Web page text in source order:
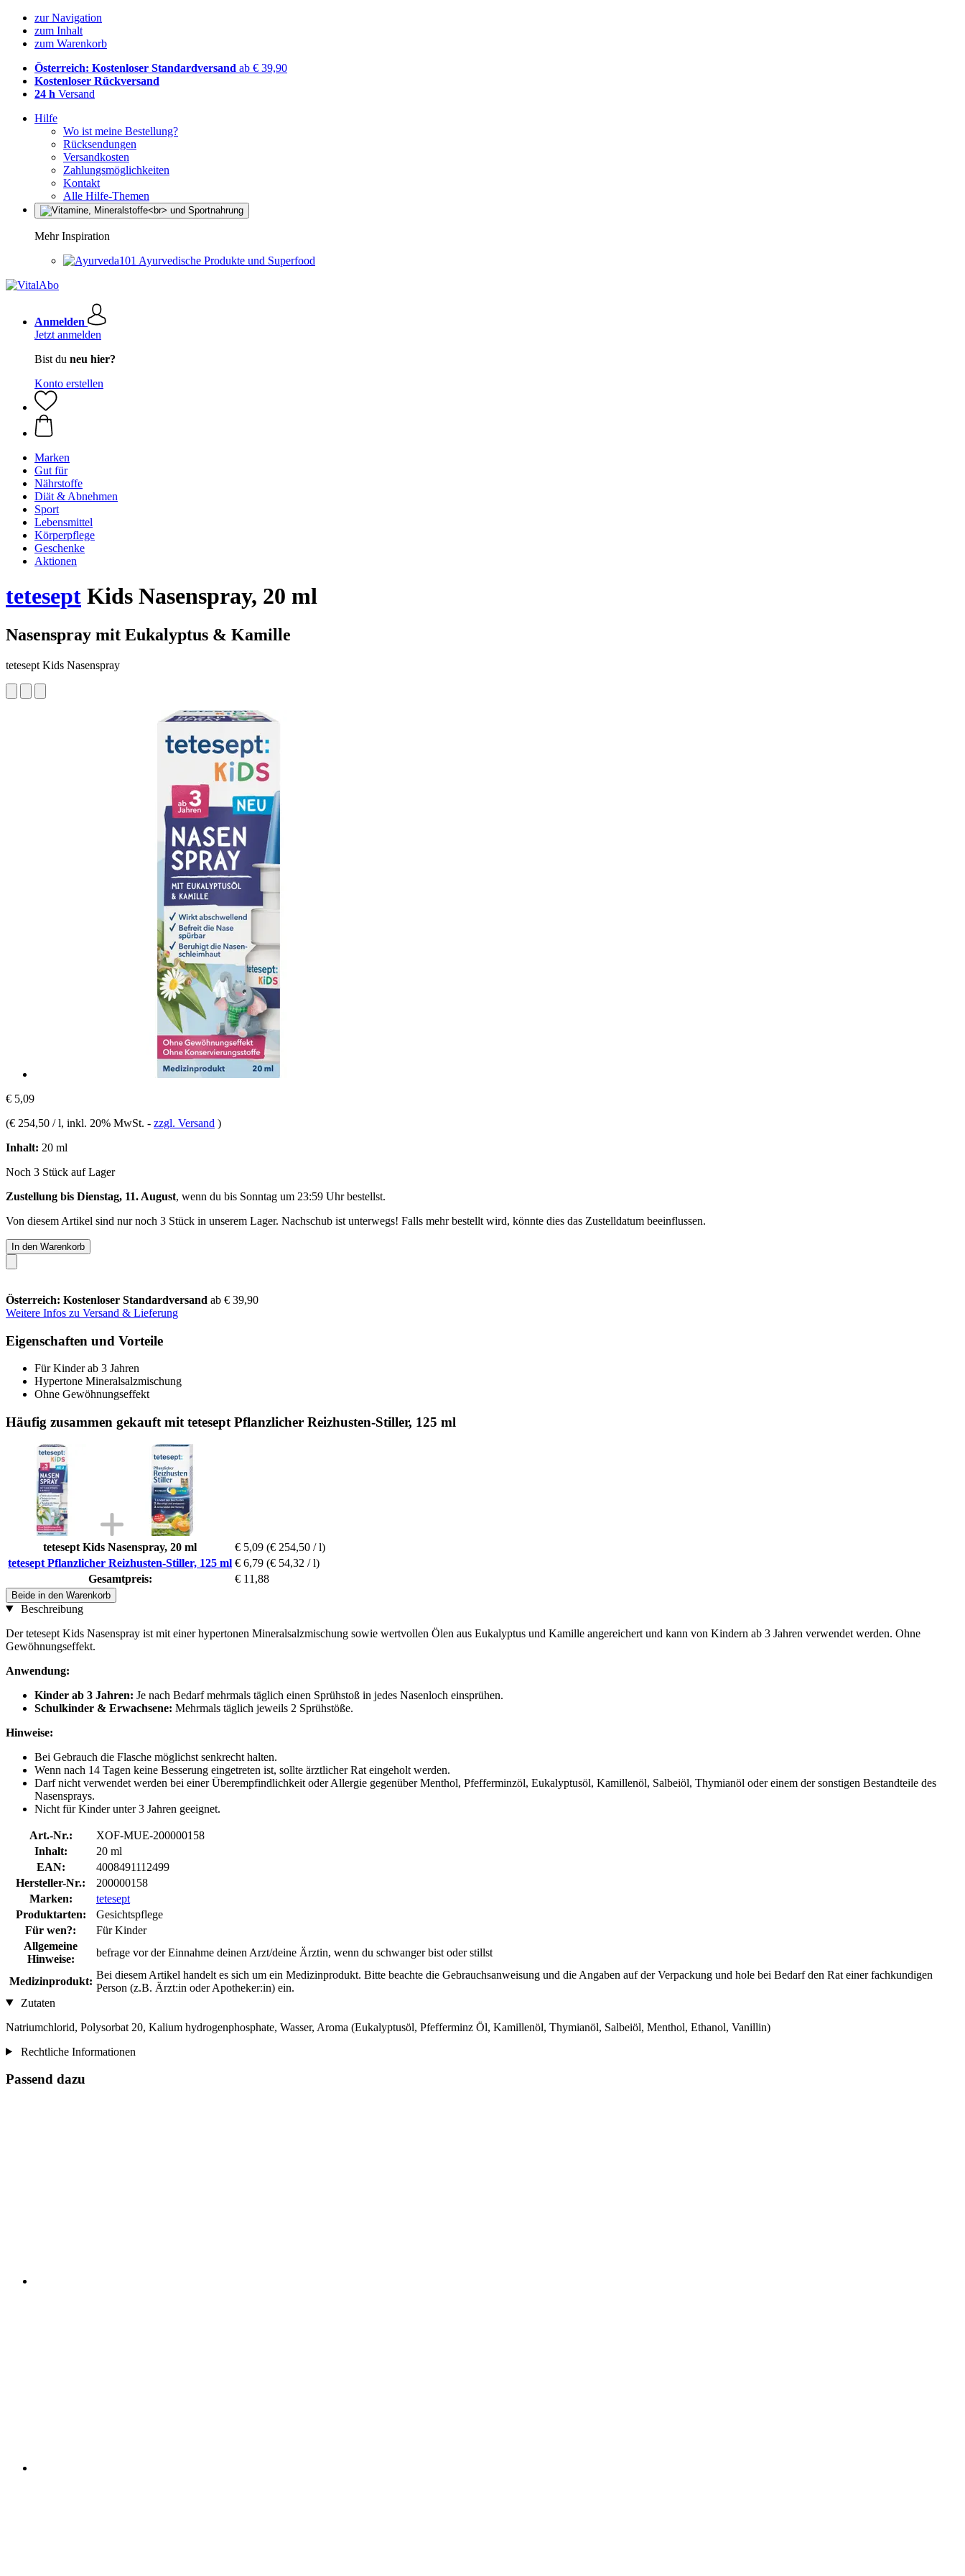
zur Navigation
zum Inhalt
zum Warenkorb
Österreich: Kostenloser Standardversand ab € 39,90
Kostenloser Rückversand
24 h Versand
Hilfe
Wo ist meine Bestellung?
Rücksendungen
Versandkosten
Zahlungsmöglichkeiten
Kontakt
Alle Hilfe-Themen
Mehr Inspiration
Ayurvedische Produkte und Superfood
Anmelden
Jetzt anmelden
Bist du neu hier?
Konto erstellen
Marken
Gut für
Nährstoffe
Diät & Abnehmen
Sport
Lebensmittel
Körperpflege
Geschenke
Aktionen
tetesept Kids Nasenspray, 20 ml
Nasenspray mit Eukalyptus & Kamille
tetesept Kids Nasenspray
€ 5,09
(€ 254,50 / l, inkl. 20% MwSt. - zzgl. Versand )
Inhalt: 20 ml
Noch 3 Stück auf Lager
Zustellung bis Dienstag, 11. August, wenn du bis Sonntag um 23:59 Uhrbestellst.
Von diesem Artikel sind nur noch 3 Stück in unserem Lager. Nachschub ist unterwegs! Falls mehr bestellt wird, könnte dies das Zustelldatum beeinflussen.
In den Warenkorb
Österreich: Kostenloser Standardversand ab € 39,90
Weitere Infos zu Versand & Lieferung
Eigenschaften und Vorteile
Für Kinder ab 3 Jahren
Hypertone Mineralsalzmischung
Ohne Gewöhnungseffekt
Häufig zusammen gekauft mit tetesept Pflanzlicher Reizhusten-Stiller, 125 ml
tetesept Kids Nasenspray, 20 ml € 5,09 (€ 254,50 / l)
tetesept Pflanzlicher Reizhusten-Stiller, 125 ml € 6,79 (€ 54,32 / l)
Gesamtpreis:
€ 11,88
Beide in den Warenkorb
Beschreibung
Der tetesept Kids Nasenspray ist mit einer hypertonen Mineralsalzmischung sowie wertvollen Ölen aus Eukalyptus und Kamille angereichert und kann von Kindern ab 3 Jahren verwendet werden. Ohne
Gewöhnungseffekt.
Anwendung:
Kinder ab 3 Jahren: Je nach Bedarf mehrmals täglich einen Sprühstoß in jedes Nasenloch einsprühen.
Schulkinder & Erwachsene: Mehrmals täglich jeweils 2 Sprühstöße.
Hinweise:
Bei Gebrauch die Flasche möglichst senkrecht halten.
Wenn nach 14 Tagen keine Besserung eingetreten ist, sollte ärztlicher Rat eingeholt werden.
Darf nicht verwendet werden bei einer Überempfindlichkeit oder Allergie gegenüber Menthol, Pfefferminzöl, Eukalyptusöl, Kamillenöl, Salbeiöl, Thymianöl oder einem der sonstigen Bestandteile des
Nasensprays.
Nicht für Kinder unter 3 Jahren geeignet.
Art.-Nr.:
XOF-MUE-200000158
Inhalt:
20 ml
EAN:
4008491112499
Hersteller-Nr.:
200000158
Marken:
tetesept
Produktarten:
Gesichtspflege
Für wen?:
Für Kinder
Allgemeine
Hinweise:
befrage vor der Einnahme deinen Arzt/deine Ärztin, wenn du schwanger bist oder stillst
Medizinprodukt:
Bei diesem Artikel handelt es sich um ein Medizinprodukt. Bitte beachte die Gebrauchsanweisung und die Angaben auf der Verpackung und hole bei Bedarf den Rat einer fachkundigen
Person (z.B. Ärzt:in oder Apotheker:in) ein.
Zutaten
Natriumchlorid, Polysorbat 20, Kalium hydrogenphosphate, Wasser, Aroma (Eukalyptusöl, Pfefferminz Öl, Kamillenöl, Thymianöl, Salbeiöl, Menthol, Ethanol, Vanillin)
Rechtliche Informationen
Passend dazu